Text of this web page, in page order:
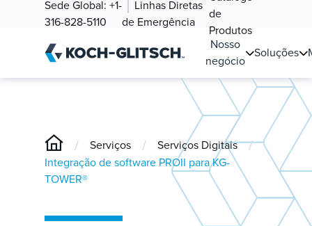
Sede Global: +1-
316-828-5110
Linhas Diretas
de Emergência
de
Produtos
Nosso
negócio
Soluções
/ Serviços / Serviços Digitais /
Integração de software PROII para KG-
TOWER®